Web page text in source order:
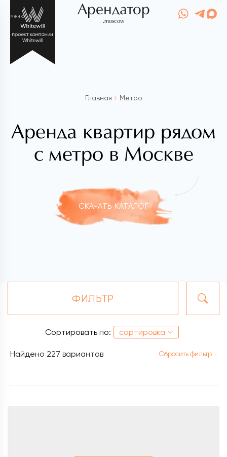
меню Арендатор
.moscow
Главная Метро
Аренда квартир рядом
с метро в Москве
СКАЧАТЬ КАТАЛОГ
ФИЛЬТР
Найдено 227 вариантов Сбросить фильтр
Сортировать по: сортировка